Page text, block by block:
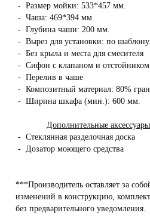
- Размер мойки: 533*457 мм.
- Чаша: 469*394 мм.
- Глубина чаши: 200 мм.
- Вырез для установки: по шаблону.
- Без крыла и места для смесителя
- Сифон с клапаном и отстойником
- Перелив в чаше
- Композитный материал: 80%
- Ширина шкафа (мин.): 600 мм.
Дополнительные аксессуары
- Стеклянная разделочная доска
- Дозатор моющего средства
***Производитель оставляет за
изменений в конструкцию,
без предварительного уведомления.